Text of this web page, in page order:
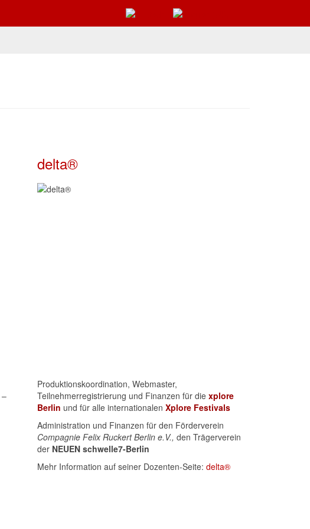
–
delta®
Produktionskoordination, Webmaster,
Teilnehmerregistrierung und Finanzen für die xplore
Berlin und für alle internationalen Xplore Festivals
Administration und Finanzen für den Förderverein
Compagnie Felix Ruckert Berlin e.V., den Trägerverein
der NEUEN schwelle7-Berlin
Mehr Information auf seiner Dozenten-Seite: delta®